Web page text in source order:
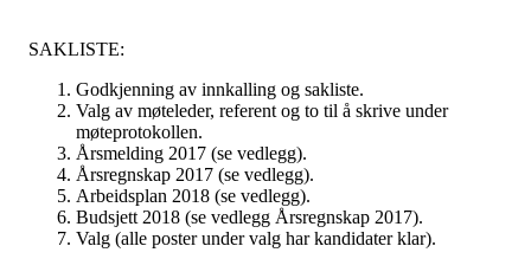
SAKLISTE:
Godkjenning av innkalling og sakliste.
Valg av møteleder, referent og to til å skrive under
møteprotokollen.
Årsmelding 2017 (se vedlegg).
Årsregnskap 2017 (se vedlegg).
Arbeidsplan 2018 (se vedlegg).
Budsjett 2018 (se vedlegg Årsregnskap 2017).
Valg (alle poster under valg har kandidater klar).